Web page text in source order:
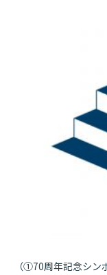
（①70周年記念シ